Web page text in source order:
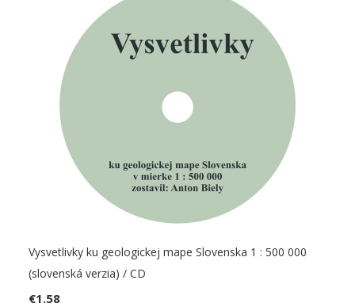
Vysvetlivky ku geologickej mape Slovenska 1 : 500 000
(slovenská verzia) / CD
€1.58